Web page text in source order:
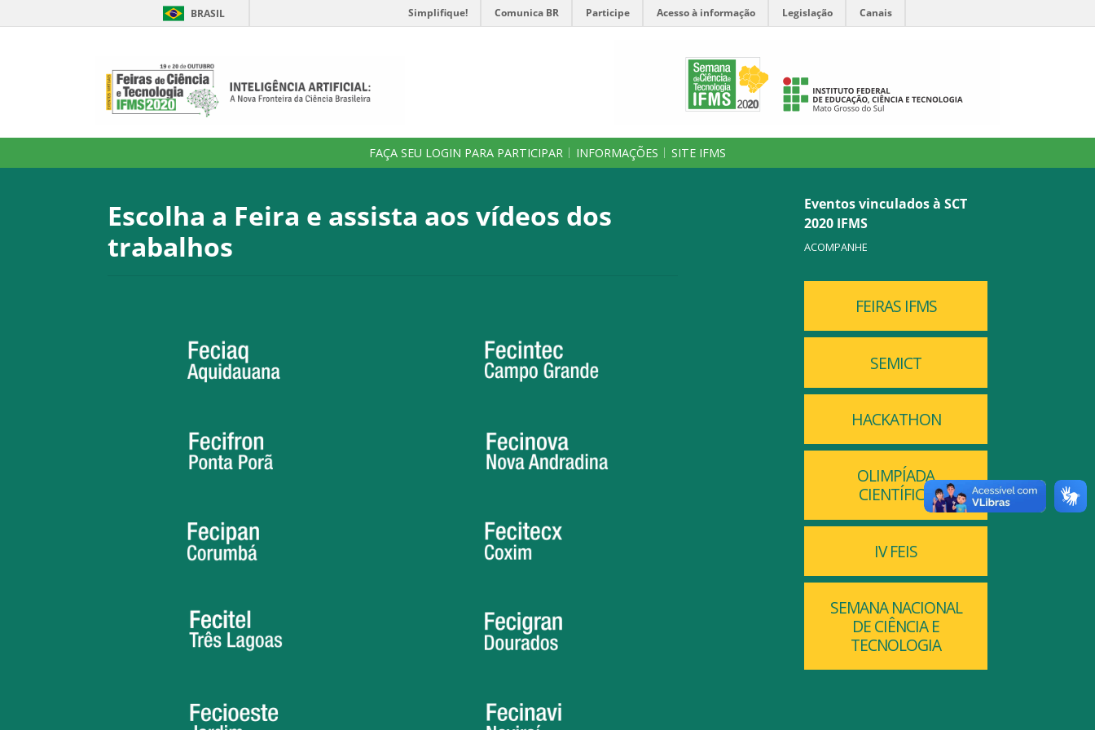
BRASIL Simplifique! Comunica BR Participe Acesso à informação Legislação Canais
FAÇA SEU LOGIN PARA PARTICIPAR INFORMAÇÕES SITE IFMS
Escolha a Feira e assista aos vídeos dos
trabalhos
Eventos vinculados à SCT
2020 IFMS
ACOMPANHE
FEIRAS IFMS
SEMICT
HACKATHON
OLIMPÍADA
CIENTÍFICA
IV FEIS
SEMANA NACIONAL
DE CIÊNCIA E
TECNOLOGIA